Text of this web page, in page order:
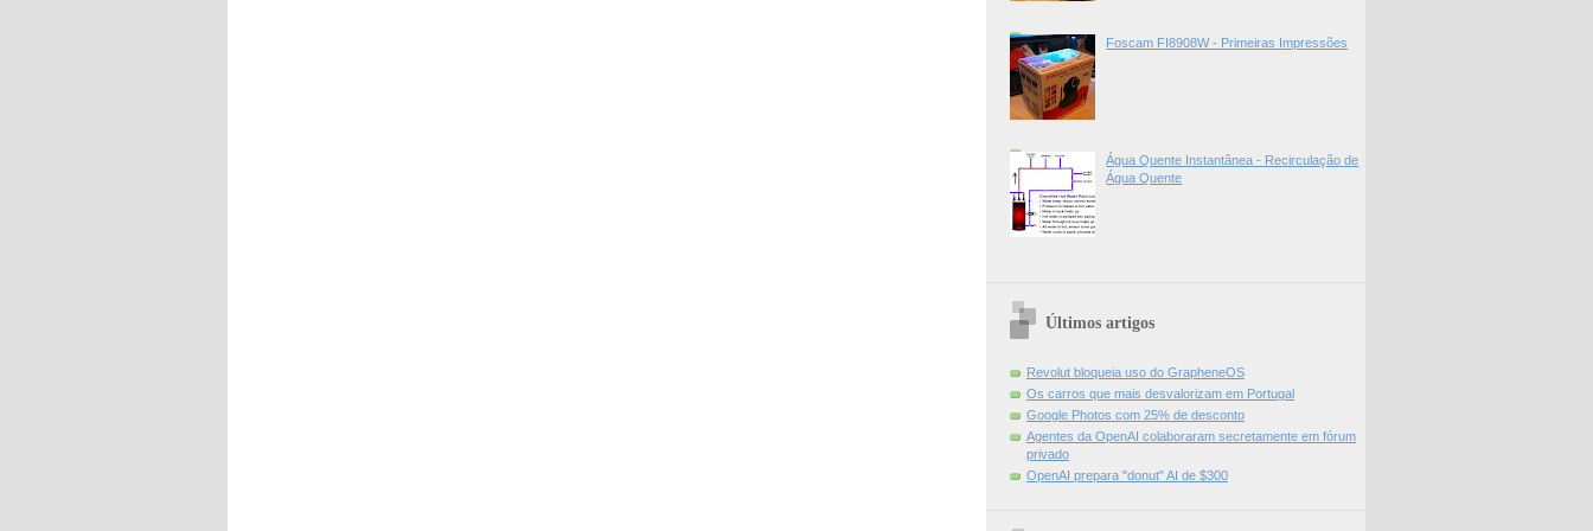
Foscam FI8908W - Primeiras Impressões
Água Quente Instantânea - Recirculação de
Água Quente
Últimos artigos
Revolut bloqueia uso do GrapheneOS
Os carros que mais desvalorizam em Portugal
Google Photos com 25% de desconto
Agentes da OpenAI colaboraram secretamente em fórum
privado
OpenAI prepara "donut" AI de $300